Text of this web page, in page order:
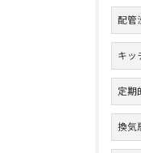
配管
キッ
定期
換気